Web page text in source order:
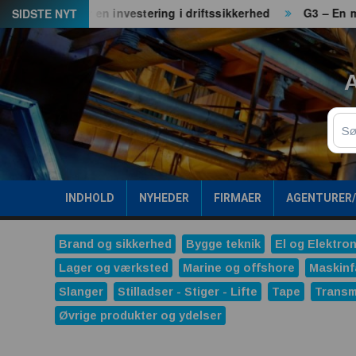
Spring
til
indhold
SIDSTE NYT
det er en investering i driftssikkerhed G3 – En
Søg
INDHOLD NYHEDER FIRMAER
Brand og sikkerhed Bygge teknik El og
Lager og værksted
Marine og offshore
Slanger
Stilladser - Stiger - Lifte Tape
Øvrige produkter og ydelser